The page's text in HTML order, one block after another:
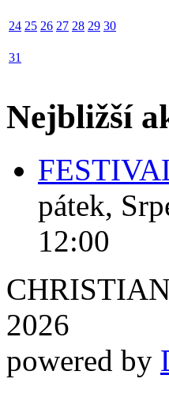
24 25 26 27 28 29 30
31
Nejbližší
pátek,
12:00
2026
powered by